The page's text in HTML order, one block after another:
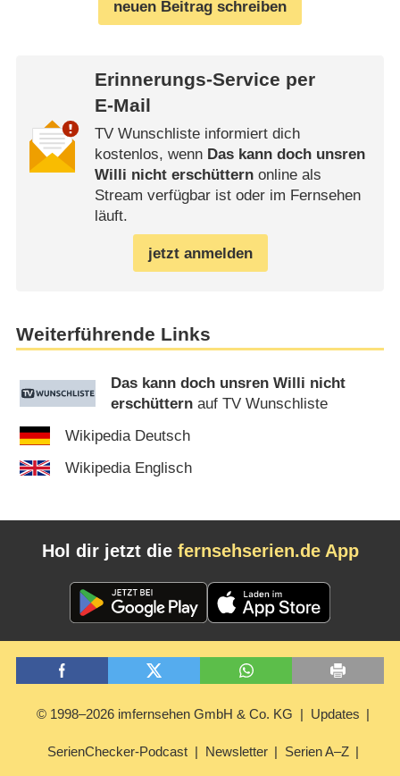
neuen Beitrag schreiben
Erinnerungs-Service per
E-Mail
TV Wunschliste informiert dich
kostenlos, wenn Das kann doch unsren
Willi nicht erschütternonline als
Stream verfügbar ist oder im Fernsehen
läuft.
jetzt anmelden
Weiterführende Links
Das kann doch unsren Willi nicht
erschüttern auf TV Wunschliste
Wikipedia Deutsch
Wikipedia Englisch
Hol dir jetzt die fernsehserien.de App
© 1998–2026 imfernsehen GmbH & Co. KG Updates
SerienChecker-Podcast Newsletter Serien A–Z